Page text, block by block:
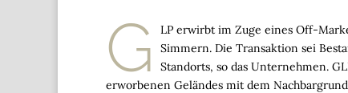
G
LP erwirbt im Zuge eines Off-
Simmern. Die Transaktion sei
Standorts, so das Unternehmen.
erworbenen Geländes mit dem